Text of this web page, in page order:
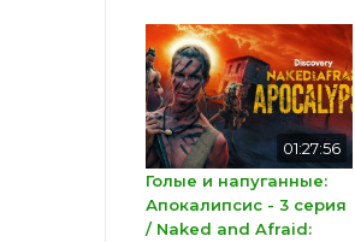
01:27:56
Голые и напуганные:
Апокалипсис - 3 серия
/ Naked and Afraid: